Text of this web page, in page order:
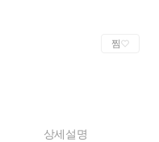
찜
상세설명